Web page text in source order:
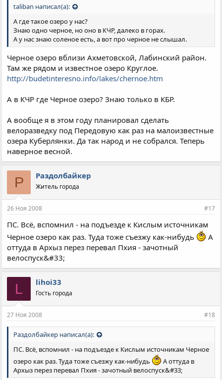
taliban написал(а):
А где такое озеро у нас?
Знаю одно черное, но оно в КЧР, далеко в горах.
А у нас знаю соленое есть, а вот про черное не слышал.
Черное озеро вблизи Ахметовской, Лабинский район.
Там же рядом и известное озеро Круглое.
http://budetinteresno.info/lakes/chernoe.htm
А в КЧР где Черное озеро? Знаю только в КБР.
А вообще я в этом году планировал сделать
велоразведку под Передовую как раз на малоизвестные
озера Куберлянки. Да так народ и не собрался. Теперь
наверное весной.
Р Раздолбайкер
Житель города
26 Ноя 2008 #17
ПС. Всё, вспомнил - на подъезде к Кислым источникам
Черное озеро как раз. Туда тоже съезжу как-нибудь
А
оттуда в Архыз перез перевал Пхия - зачотный
велоспуск&#33;
L lihoi33
Гость города
27 Ноя 2008 #18
Раздолбайкер написал(а):
ПС. Всё, вспомнил - на подъезде к Кислым источникам Черное
озеро как раз. Туда тоже съезжу как-нибудь
А оттуда в
Архыз перез перевал Пхия - зачотный велоспуск&#33;